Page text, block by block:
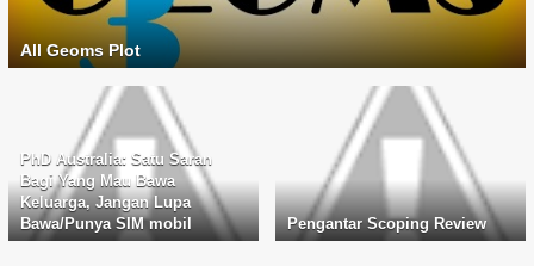
All Geoms Plot
PhD Australia: Satu Saran
Bagi Yang Mau Bawa
Keluarga, Jangan Lupa
Bawa/Punya SIM mobil
Pengantar Scoping Review